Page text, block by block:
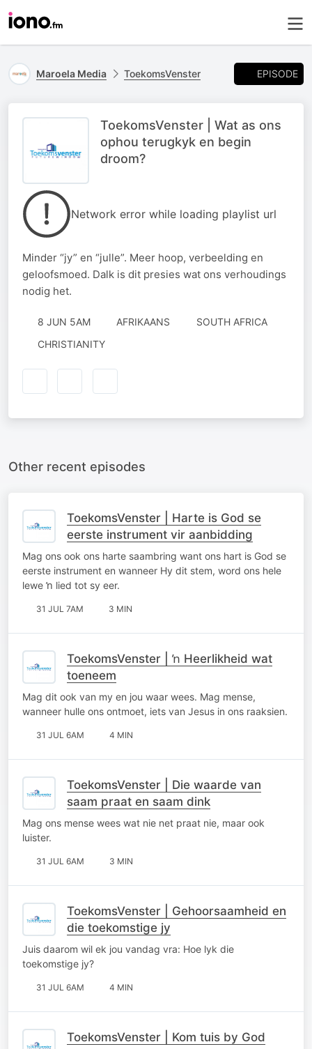
Maroela Media ToekomsVenster EPISODE
ToekomsVenster | Wat as ons
ophou terugkyk en begin
droom?
Network error while loading playlist url
Minder “jy” en “julle”. Meer hoop, verbeelding en
geloofsmoed. Dalk is dit presies wat ons verhoudings
nodig het.
8 JUN 5AM AFRIKAANS
SOUTH AFRICA
CHRISTIANITY
Other recent episodes
ToekomsVenster | Harte is God se
eerste instrument vir aanbidding
Mag ons ook ons harte saambring want ons hart is God se
eerste instrument en wanneer Hy dit stem, word ons hele
lewe ŉ lied tot sy eer.
31 JUL 7AM 3 MIN
ToekomsVenster | ŉ Heerlikheid wat
toeneem
Mag dit ook van my en jou waar wees. Mag mense,
wanneer hulle ons ontmoet, iets van Jesus in ons raaksien.
31 JUL 6AM 4 MIN
ToekomsVenster | Die waarde van
saam praat en saam dink
Mag ons mense wees wat nie net praat nie, maar ook
luister.
31 JUL 6AM 3 MIN
ToekomsVenster | Gehoorsaamheid en
die toekomstige jy
Juis daarom wil ek jou vandag vra: Hoe lyk die
toekomstige jy?
31 JUL 6AM 4 MIN
ToekomsVenster | Kom tuis by God